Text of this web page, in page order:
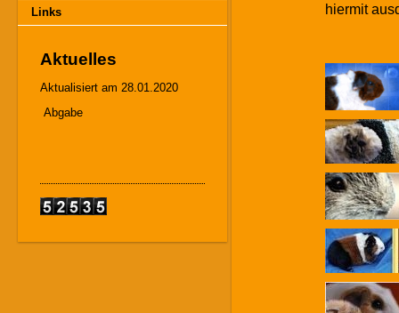
Links
Aktuelles
Aktualisiert am 28.01.2020
Abgabe
hiermit